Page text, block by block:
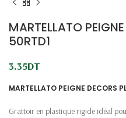
MARTELLATO
50RTD1
3.35DT
MARTELLATO PEIGNE DECORS
Grattoir en plastique rigide idéal